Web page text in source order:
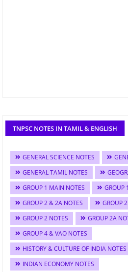
TNPSC NOTES IN TAMIL & ENGLISH
GENERAL SCIENCE NOTES
GENERAL TAMIL NOTES
GROUP 1 MAIN NOTES
GROUP
GROUP 2 & 2A NOTES
GROUP
GROUP 2 NOTES
GROUP 2A
GROUP 4 & VAO NOTES
HISTORY & CULTURE OF INDIA NOTES
INDIAN ECONOMY NOTES